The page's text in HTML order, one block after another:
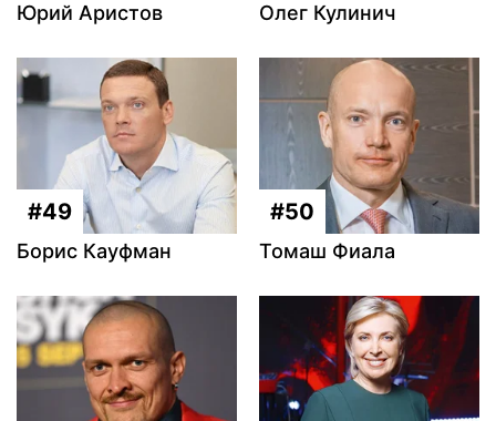
Юрий Аристов Олег Кулинич
#49
Борис Кауфман
#50
Томаш Фиала